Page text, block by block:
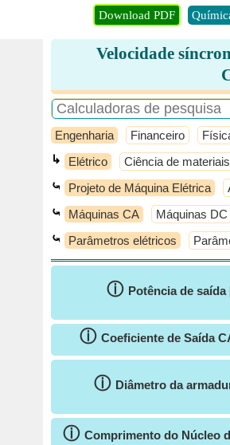
Download PDF
Velocidade
Engenharia Financeiro
↳ Elétrico Ciência de materiais
⤿ Projeto de Máquina Elétrica
⤿ Máquinas CA Máquinas DC
⤿ Parâmetros elétricos
ⓘ Potência de saída
ⓘ Coeficiente de Saída
ⓘ Diâmetro da
ⓘ Comprimento do Núcleo